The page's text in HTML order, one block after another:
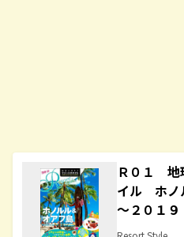
Ｒ０１ 地
イル ホノ
～２０１９